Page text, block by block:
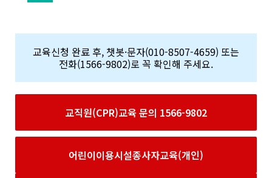
교육신청 완료 후, 챗봇·문자(010-8507-4659) 또는
전화(1566-9802)로 꼭 확인해 주세요.
교직원(CPR)교육 문의 1566-9802
어린이이용시설종사자교육(개인)